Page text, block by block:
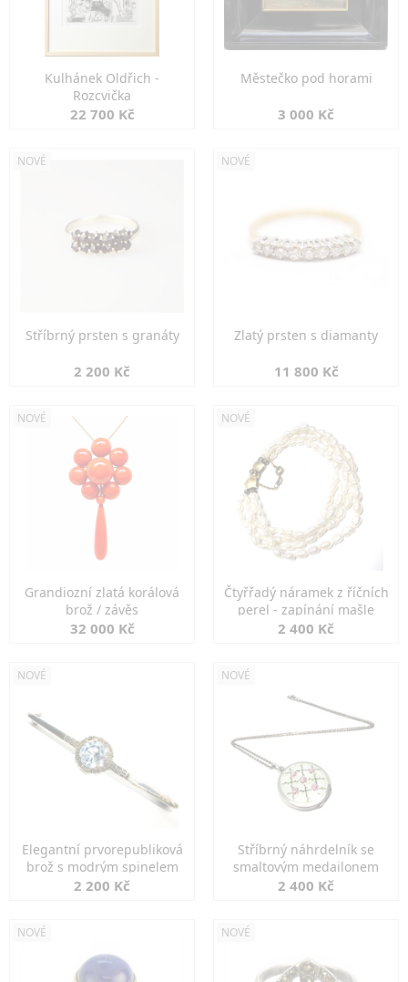
Kulhánek Oldřich -
Rozcvička
22 700 Kč
Městečko pod horami
3 000 Kč
NOVÉ
Stříbrný prsten s granáty
2 200 Kč
NOVÉ
Zlatý prsten s diamanty
11 800 Kč
NOVÉ
Grandiozní zlatá korálová
brož / závěs
32 000 Kč
NOVÉ
Čtyřřadý náramek z říčních
perel - zapínání mašle
2 400 Kč
NOVÉ
Elegantní prvorepubliková
brož s modrým spinelem
2 200 Kč
NOVÉ
Stříbrný náhrdelník se
smaltovým medailonem
2 400 Kč
NOVÉ NOVÉ